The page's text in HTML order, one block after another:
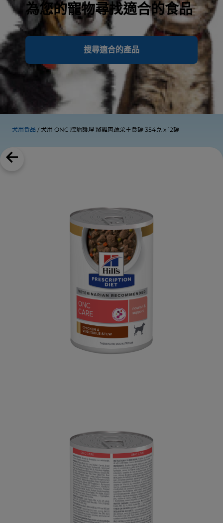
為您的寵物尋找適合的食品
搜尋適合的產品
犬用食品 犬用 ONC 臐瘤護理 燉雞肉蔬菜主食罐 354克 x 12罐